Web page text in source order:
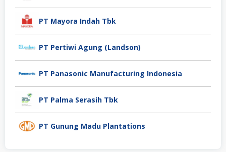
PT Mayora Indah Tbk
PT Pertiwi Agung (Landson)
PT Panasonic Manufacturing Indonesia
PT Palma Serasih Tbk
PT Gunung Madu Plantations